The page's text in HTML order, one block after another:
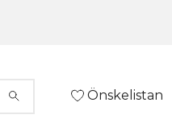
Önskelistan